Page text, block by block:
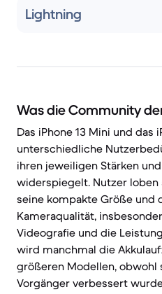
Lightning
Was die Community
Das iPhone 13 Mini und das
unterschiedliche
ihren jeweiligen Stärken
widerspiegelt. Nutzer loben
seine kompakte Größe und
Kameraqualität,
Videografie und die
wird manchmal die
größeren Modellen, obwohl
Vorgänger verbessert